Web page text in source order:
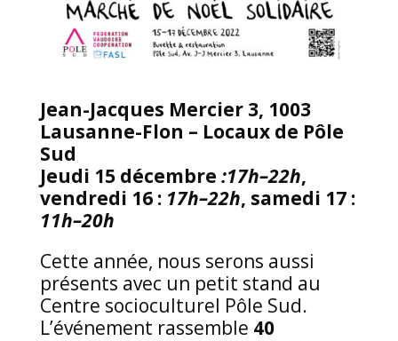
Jean-Jacques Mercier 3, 1003
Lausanne-Flon – Locaux de Pôle
Sud
Jeudi 15 décembre :17h–22h,
vendredi 16 : 17h–22h, samedi 17 :
11h–20h
Cette année, nous serons aussi
présents avec un petit stand au
Centre socioculturel Pôle Sud.
L’événement rassemble 40